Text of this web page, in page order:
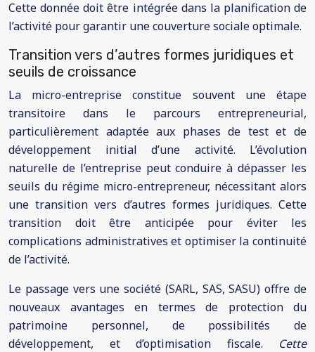
Cette donnée doit être intégrée dans la planification de
l’activité pour garantir une couverture sociale optimale.
Transition vers d’autres formes juridiques et
seuils de croissance
La micro-entreprise constitue souvent une étape
transitoire dans le parcours entrepreneurial,
particulièrement adaptée aux phases de test et de
développement initial d’une activité. L’évolution
naturelle de l’entreprise peut conduire à dépasser les
seuils du régime micro-entrepreneur, nécessitant alors
une transition vers d’autres formes juridiques. Cette
transition doit être anticipée pour éviter les
complications administratives et optimiser la continuité
de l’activité.
Le passage vers une société (SARL, SAS, SASU) offre de
nouveaux avantages en termes de protection du
patrimoine personnel, de possibilités de
développement, et d’optimisation fiscale. Cette